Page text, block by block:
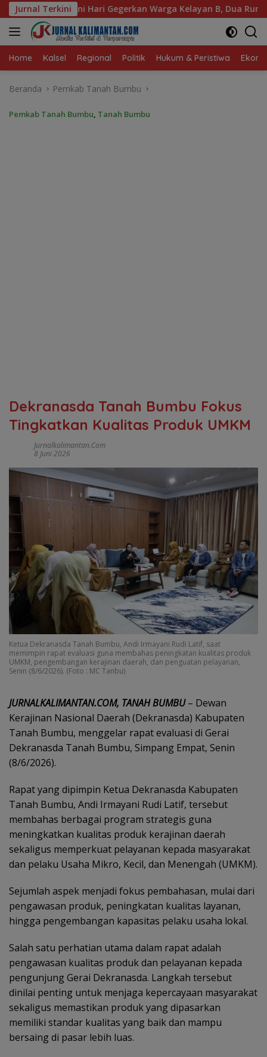
Langsung
ke
konten
Jurnal Terkini
Warga Kelayan B, Dua Rumah dan Bedakan Terbakar
Home Kalsel Regional Politik Hukum & Peristiwa
Beranda Pemkab Tanah Bumbu
Pemkab Tanah Bumbu, Tanah Bumbu
Dekranasda Tanah Bumbu Fokus
Tingkatkan Kualitas Produk UMKM
Jurnalkalimantan.com
8 Juni 2026
Ketua Dekranasda Tanah Bumbu, Andi Irmayani Rudi Latif, saat
memimpin rapat evaluasi guna membahas peningkatan kualitas produk
UMKM, pengembangan kerajinan daerah, dan penguatan pelayanan,
Senin (8/6/2026). (Foto : MC Tanbu)
JURNALKALIMANTAN.COM, TANAH BUMBU– Dewan
Kerajinan Nasional Daerah (Dekranasda) Kabupaten
Tanah Bumbu, menggelar rapat evaluasi di Gerai
Dekranasda Tanah Bumbu, Simpang Empat, Senin
(8/6/2026).
Rapat yang dipimpin Ketua Dekranasda Kabupaten
Tanah Bumbu, Andi Irmayani Rudi Latif, tersebut
membahas berbagai program strategis guna
meningkatkan kualitas produk kerajinan daerah
sekaligus memperkuat pelayanan kepada masyarakat
dan pelaku Usaha Mikro, Kecil, dan Menengah (UMKM).
Sejumlah aspek menjadi fokus pembahasan, mulai dari
pengawasan produk, peningkatan kualitas layanan,
hingga pengembangan kapasitas pelaku usaha lokal.
Salah satu perhatian utama dalam rapat adalah
pengawasan kualitas produk dan pelayanan kepada
pengunjung Gerai Dekranasda. Langkah tersebut
dinilai penting untuk menjaga kepercayaan masyarakat
sekaligus memastikan produk yang dipasarkan
memiliki standar kualitas yang baik dan mampu
bersaing di pasar lebih luas.